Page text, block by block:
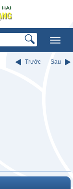
Trước Sau